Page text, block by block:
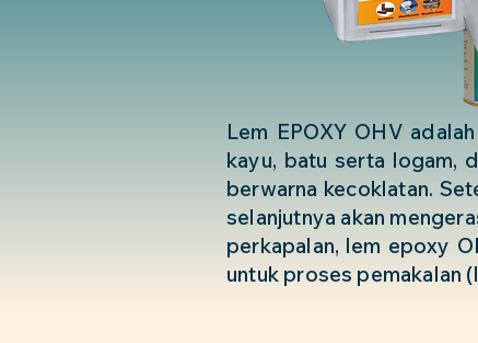
Lem EPOXY OHV
kayu, batu serta logam,
berwarna kecoklatan.
selanjutnya akan
perkapalan, lem epoxy
untuk proses pemakalan